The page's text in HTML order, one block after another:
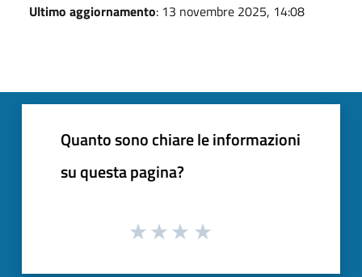
Ultimo aggiornamento: 13 novembre 2025, 14:08
Quanto sono chiare le informazioni
su questa pagina?